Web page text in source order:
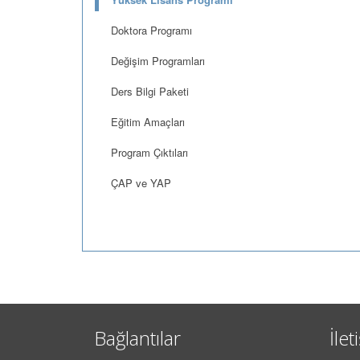
Doktora Programı
Değişim Programları
Ders Bilgi Paketi
Eğitim Amaçları
Program Çıktıları
ÇAP ve YAP
Bağlantılar